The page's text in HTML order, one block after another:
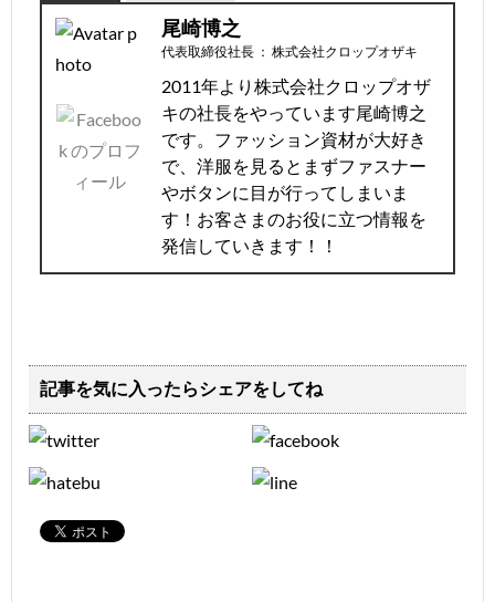
尾崎博之
代表取締役社長 ： 株式会社クロップオザキ
2011年より株式会社クロップオザ
キの社長をやっています尾崎博之
です。ファッション資材が大好き
で、洋服を見るとまずファスナー
やボタンに目が行ってしまいま
す！お客さまのお役に立つ情報を
発信していきます！！
記事を気に入ったらシェアをしてね